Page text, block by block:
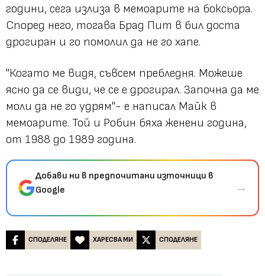
години, сега излиза в мемоарите на боксьора.
Според него, тогава Брад Пит в бил доста
дрогиран и го помолил да не го хапе.
"Когато ме видя, съвсем пребледня. Можеше
ясно да се види, че се е дрогирал. Започна да ме
моли да не го удрям"- е написал Майк в
мемоарите. Той и Робин бяха женени година,
от 1988 до 1989 година.
Добави ни в предпочитани източници в
Google
→
СПОДЕЛЯНЕ ХАРЕСВА МИ СПОДЕЛЯНЕ